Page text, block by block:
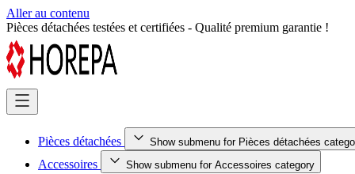
Aller au contenu
Retour facile sous 14 jours - Achetez en toute sérénité !
Pièces détachées Show submenu for Pièces détachées
Accessoires Show submenu for Accessoires category